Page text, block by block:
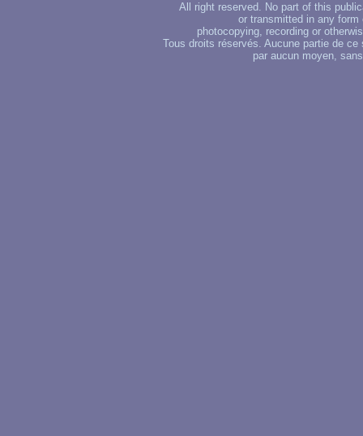
All right reserved. No part of this
or transmitted in any
photocopying, recording or
Tous droits réservés. Aucune partie de
par aucun moyen,